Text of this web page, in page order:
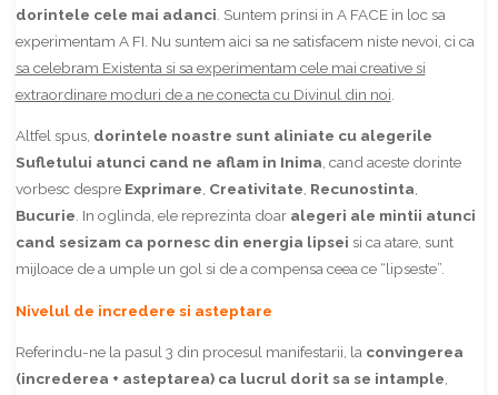
dorintele cele mai adanci . Suntem prinsi in A FACE in loc sa
experimentam A FI. Nu suntem aici sa ne satisfacem niste nevoi, ci ca
sa celebram Existenta si sa experimentam cele mai creative si
extraordinare moduri de a ne conecta cu Divinul din noi
Altfel spus, dorintele noastre sunt aliniate cu alegerile
Sufletului atunci cand ne aflam in Inima , cand aceste dorinte
vorbesc despre Exprimare Creativitate Recunostinta
Bucurie . In oglinda, ele reprezinta doar alegeri ale mintii atunci
cand sesizam ca pornesc din energia lipsei si ca atare, sunt
mijloace de a umple un gol si de a compensa ceea ce “lipseste”.
Nivelul de incredere si asteptare
Referindu-ne la pasul 3 din procesul manifestarii, la convingerea
(increderea + asteptarea) ca lucrul dorit sa se intample